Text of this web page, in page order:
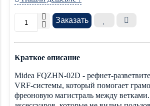
Заказать
Краткое описание
Midea FQZHN-02D - рефнет-
VRF-системы, который помогает
фреоновую магистраль между